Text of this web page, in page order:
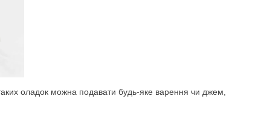
оладок можна подавати будь-яке варення чи джем,